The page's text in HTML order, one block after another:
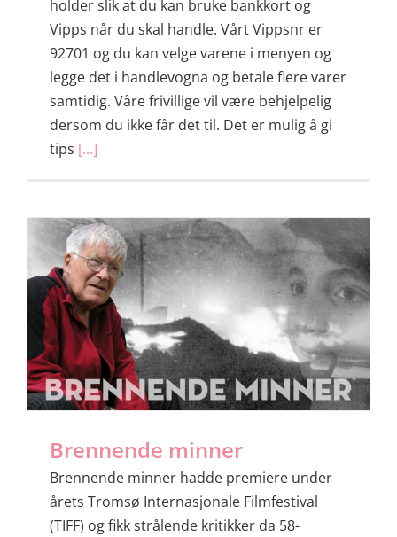
holder slik at du kan bruke bankkort og
Vipps når du skal handle. Vårt Vippsnr er
92701 og du kan velge varene i menyen og
legge det i handlevogna og betale flere varer
samtidig. Våre frivillige vil være behjelpelig
dersom du ikke får det til. Det er mulig å gi
tips [...]
Brennende minner
Brennende minner hadde premiere under
årets Tromsø Internasjonale Filmfestival
(TIFF) og fikk strålende kritikker da 58-